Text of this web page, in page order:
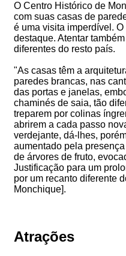
O Centro Histórico de
com suas casas de
é uma visita imperdível.
destaque. Atentar
diferentes do resto país.
"As casas têm a
paredes brancas, nas
das portas e janelas,
chaminés de saia, tão
treparem por colinas
abrirem a cada passo
verdejante, dá-lhes,
aumentado pela
de árvores de fruto,
Justificação para um
por um recanto diferente
Monchique].
Atrações